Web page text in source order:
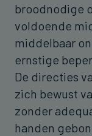
broodnodige
voldoende
middelbaar
ernstige
De directies
zich bewust
zonder
handen